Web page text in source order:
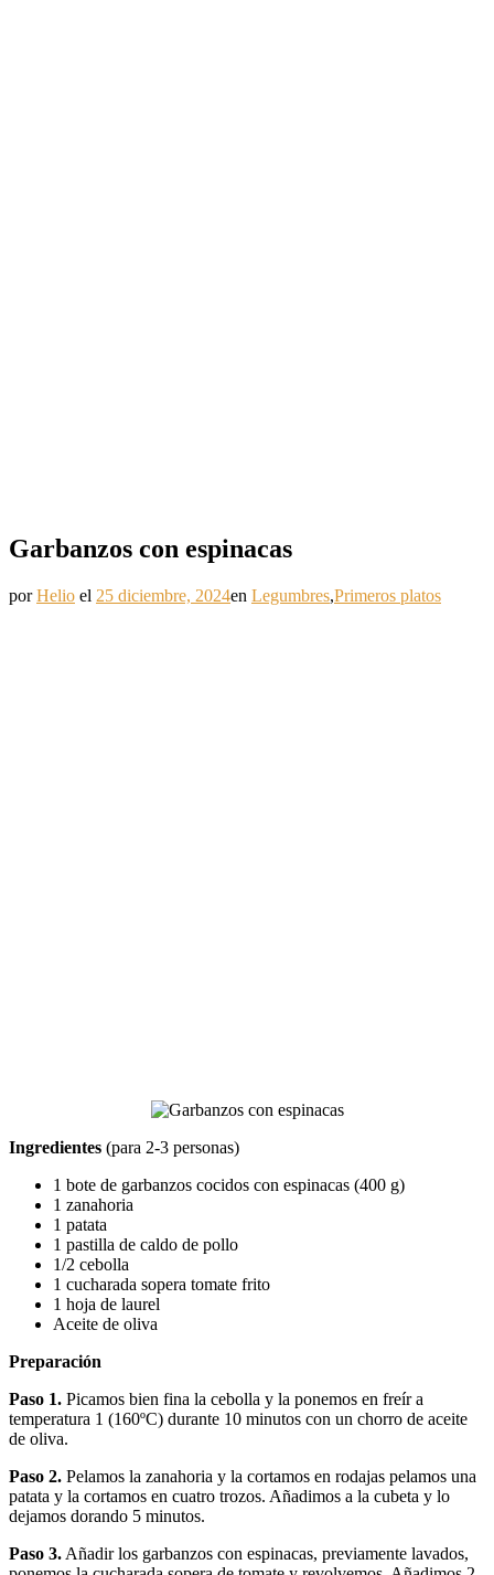
Garbanzos con espinacas
porHelio el 25 diciembre, 2024en Legumbres,Primeros platos
Ingredientes (para 2-3 personas)
1 bote de garbanzos cocidos con espinacas (400 g)
1 zanahoria
1 patata
1 pastilla de caldo de pollo
1/2 cebolla
1 cucharada sopera tomate frito
1 hoja de laurel
Aceite de oliva
Preparación
Paso 1. Picamos bien fina la cebolla y la ponemos en freír a
temperatura 1 (160ºC) durante 10 minutos con un chorro de aceite
de oliva.
Paso 2. Pelamos la zanahoria y la cortamos en rodajas pelamos una
patata y la cortamos en cuatro trozos. Añadimos a la cubeta y lo
dejamos dorando 5 minutos.
Paso 3. Añadir los garbanzos con espinacas, previamente lavados,